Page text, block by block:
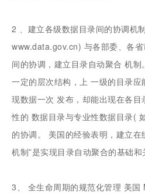
2 、建立各级数据目录间的协调机
www.data.gov.cn) 与各部委、各
间的协调，建立目录自动聚合 机
一定的层次结构，上 一级的目录
现数据一次 发布，却能出现在各
性的 数据目录与专业性数据目录(
的协调。 美国的经验表明，建立
机制”是实现目录自动聚合的基础和
3、 全生命周期的规范化管理 美国